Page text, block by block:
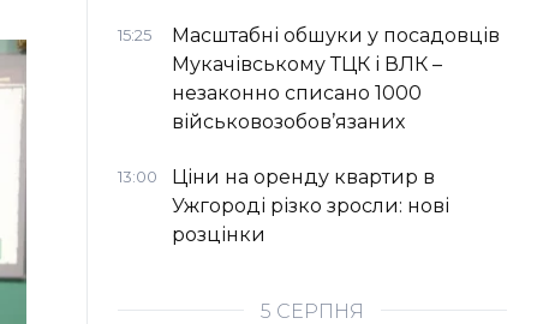
15:25
Масштабні обшуки у посадовців
Мукачівському ТЦК і ВЛК –
незаконно списано 1000
військовозобов’язаних
13:00
Ціни на оренду квартир в
Ужгороді різко зросли: нові
розцінки
5 СЕРПНЯ